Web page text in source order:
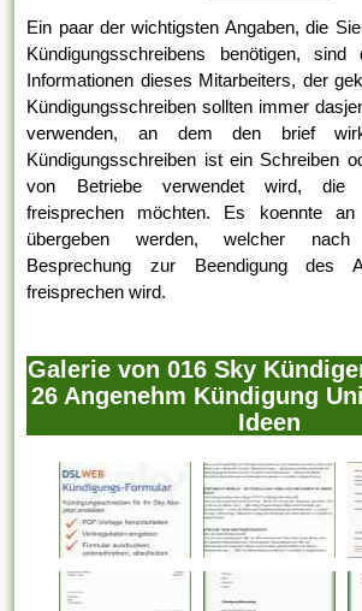
Ein paar der wichtigsten Angaben, die
Kündigungsschreibens benötigen, sind
Informationen dieses Mitarbeiters, der
Kündigungsschreiben sollten immer
verwenden, an dem den brief
Kündigungsschreiben ist ein Schreiben
von Betriebe verwendet wird, die
freisprechen möchten. Es koennte an
übergeben werden, welcher
Besprechung zur Beendigung des
freisprechen wird.
Galerie von 016 Sky
26 Angenehm Kündigung
Ideen